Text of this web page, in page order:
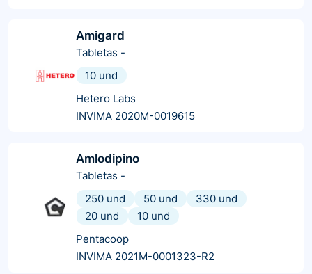
Amigard
Tabletas -
10 und
Hetero Labs
INVIMA 2020M-0019615
Amlodipino
Tabletas -
250 und
50 und
330 und
20 und
10 und
Pentacoop
INVIMA 2021M-0001323-R2